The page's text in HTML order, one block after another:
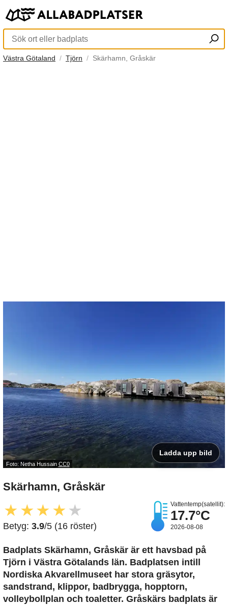
Västra Götaland Tjörn Skärhamn, Gråskär
Foto: Netha Hussain CC0
Ladda upp bild
Skärhamn, Gråskär
★ ★★ ★ ★
Betyg: 3.9/5 (16 röster)
Vattentemp(satellit):
17.7°C
2026-08-08
Badplats Skärhamn, Gråskär är ett havsbad på
Tjörn i Västra Götalands län. Badplatsen intill
Nordiska Akvarellmuseet har stora gräsytor,
sandstrand, klippor, badbrygga, hopptorn,
volleybollplan och toaletter. Gråskärs badplats är